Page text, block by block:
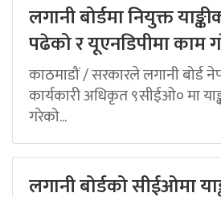
लगानी बोर्डमा नियुक्त
पढेको र यूएनडिपीमा काम
काठमाडौं / सरकारले लगानी बोर्ड
कार्यकारी अधिकृत ९सीईओ० मा
गरेको...
लगानी बोर्डको सीईओमा